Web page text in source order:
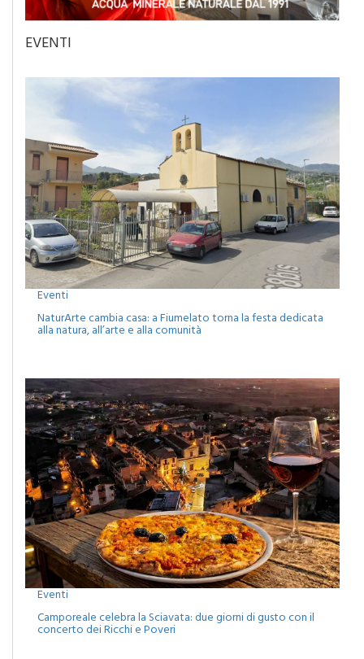
Eventi
NaturArte cambia casa: a Fiumelato torna la festa dedicata
Eventi
Camporeale celebra la Sciavata: due giorni di gusto con il